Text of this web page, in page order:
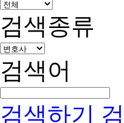
검색종류
검색어
검색하기